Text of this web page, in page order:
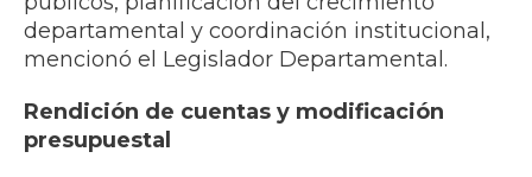
departamental y coordinación institucional,
mencionó el Legislador Departamental.
Rendición de cuentas y modificación
presupuestal